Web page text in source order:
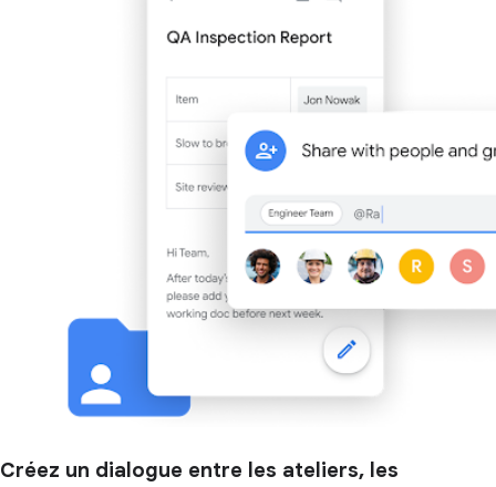
Créez un dialogue entre les ateliers, les